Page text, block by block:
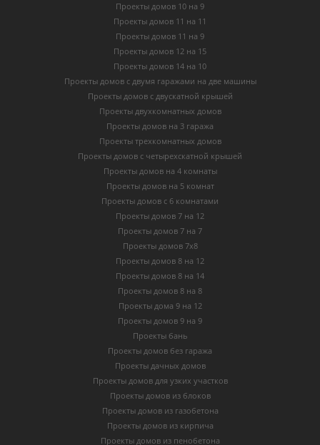
Проекты домов 10 на 9
Проекты домов 11 на 11
Проекты домов 11 на 9
Проекты домов 12 на 15
Проекты домов 14 на 10
Проекты домов с двумя гаражами на две машины
Проекты домов с двускатной крышей
Проекты двухкомнатных домов
Проекты домов на 3 гаража
Проекты трехкомнатных домов
Проекты домов с четырехскатной крышей
Проекты домов на 4 комнаты
Проекты домов на 5 комнат
Проекты домов с 6 комнатами
Проекты домов 7 на 12
Проекты домов 7 на 7
Проекты домов 7х8
Проекты домов 8 на 12
Проекты домов 8 на 14
Проекты домов 8 на 8
Проекты дома 9 на 12
Проекты домов 9 на 9
Проекты бань
Проекты домов без гаража
Проекты дачных домов
Проекты домов для узких участков
Проекты домов из блоков
Проекты домов из газобетона
Проекты домов из кирпича
Проекты домов из пенобетона